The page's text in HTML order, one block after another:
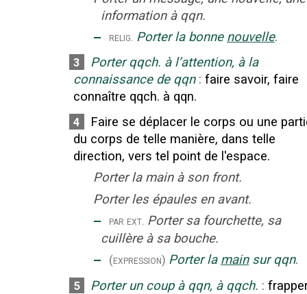
information à qqn.
‒ relig. Porter la bonne nouvelle.
3
Porter qqch. à l’attention, à la
connaissance de qqn : faire savoir, faire
connaître qqch. à qqn.
4
Faire se déplacer le corps ou une
du corps de telle manière, dans telle
direction, vers tel point de l'espace.
Porter la main à son front.
Porter les épaules en avant.
‒ par ext. Porter sa fourchette, sa
cuillère à sa bouche.
‒ (expression) Porter la main sur qqn.
5 Porter un coup à qqn, à qqch. :